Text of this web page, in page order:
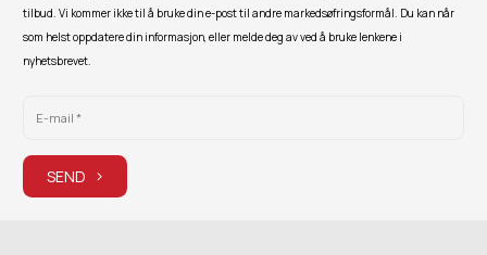
tilbud. Vi kommer ikke til å bruke din e-post til andre markedsøfringsformål. Du kan når
som helst oppdatere din informasjon, eller melde deg av ved å bruke lenkene i
nyhetsbrevet.
SEND